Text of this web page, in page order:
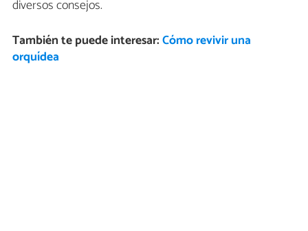
diversos consejos.
También te puede interesar:Cómo revivir una
orquídea